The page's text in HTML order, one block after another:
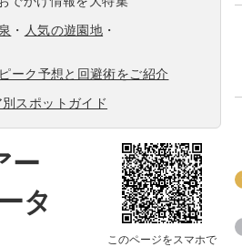
・ 人気の遊園地 ・
ーク予想と回避術をご紹介
スポットガイド
ー
タ
このページをスマホで